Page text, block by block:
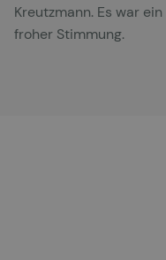
Kreutzmann. Es war
froher Stimmung.